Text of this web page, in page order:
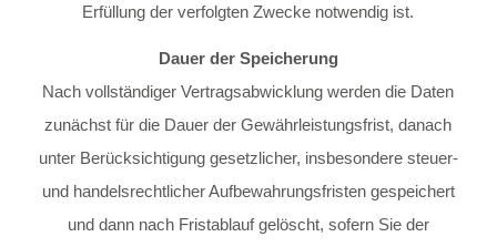
Erfüllung der verfolgten Zwecke notwendig ist.
Dauer der Speicherung
Nach vollständiger Vertragsabwicklung werden die Daten
zunächst für die Dauer der Gewährleistungsfrist, danach
unter Berücksichtigung gesetzlicher, insbesondere steuer-
und handelsrechtlicher Aufbewahrungsfristen gespeichert
und dann nach Fristablauf gelöscht, sofern Sie der